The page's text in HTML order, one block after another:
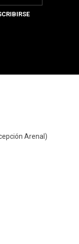
Arenal)